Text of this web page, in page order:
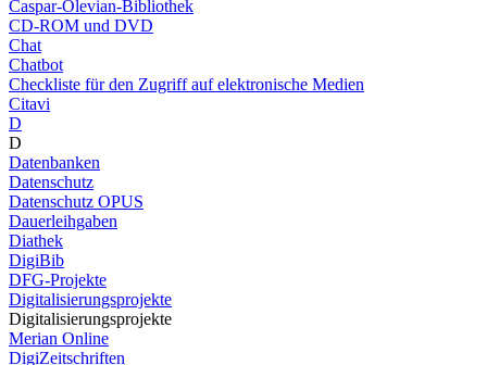
Caspar-Olevian-Bibliothek
CD-ROM und DVD
Chat
Chatbot
Checkliste für den Zugriff auf elektronische Medien
Citavi
D
D
Datenbanken
Datenschutz
Datenschutz OPUS
Dauerleihgaben
Diathek
DigiBib
DFG-Projekte
Digitalisierungsprojekte
Digitalisierungsprojekte
Merian Online
DigiZeitschriften